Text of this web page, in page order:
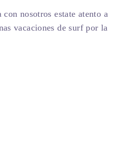
nosotros estate atento a
vacaciones de surf por la